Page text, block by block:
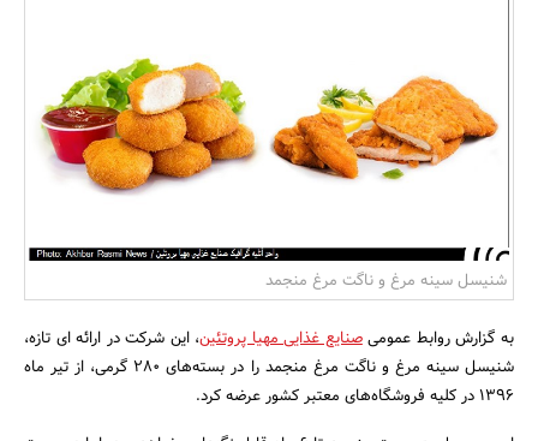
مسکن و ساختمان
شنیسل سینه مرغ و ناگت مرغ منجمد
به گزارش روابط عمومیصنایع غذایی مهیا پروتئین، این شرکت در ارائه ای تازه،
شنیسل سینه مرغ و ناگت مرغ منجمد را در بسته‌های 280 گرمی، از تیر ماه
1396 در کلیه فروشگاه‌های معتبر کشور عرضه کرد.